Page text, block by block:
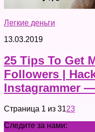
Легкие деньги
13.03.2019
25 Tips To Get
Followers |
Instagrammer —
Страница 1 из 3123
Следите за нами: